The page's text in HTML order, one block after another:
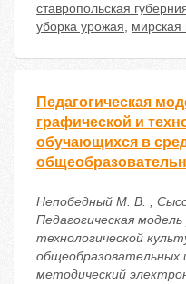
ставропольская
уборка урожая,
Педагогическая
графической и
обучающихся в
Непобедный М. В. ,
Педагогическая
технологической
общеобразовательных
методический